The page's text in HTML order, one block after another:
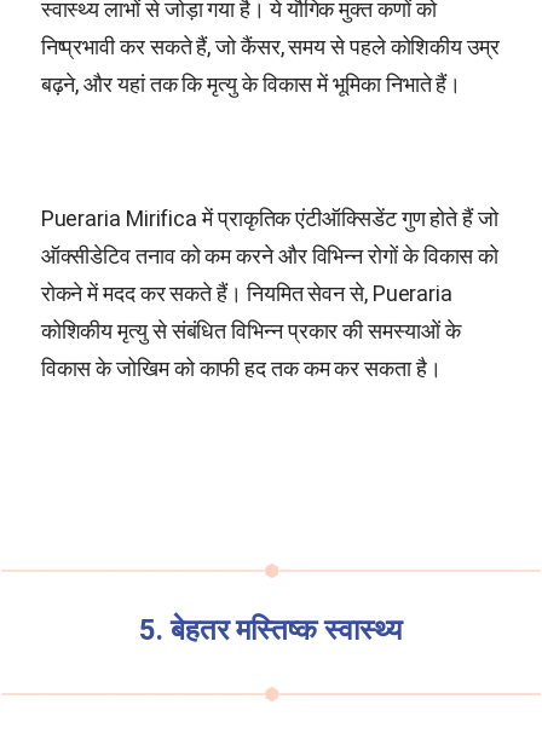
स्वास्थ्य लाभों से जोड़ा गया है। ये यौगिक मुक्त कणों को
निष्प्रभावी कर सकते हैं, जो कैंसर, समय से पहले कोशिकीय उम्र
बढ़ने, और यहां तक कि मृत्यु के विकास में भूमिका निभाते हैं।
Pueraria Mirificaमें प्राकृतिक एंटीऑक्सिडेंट गुण होते हैं जो
ऑक्सीडेटिव तनाव को कम करने और विभिन्न रोगों के विकास को
रोकने में मदद कर सकते हैं। नियमित सेवन से, Pueraria
कोशिकीय मृत्यु से संबंधित विभिन्न प्रकार की समस्याओं के
विकास के जोखिम को काफी हद तक कम कर सकता है।
5. बेहतर मस्तिष्क स्वास्थ्य